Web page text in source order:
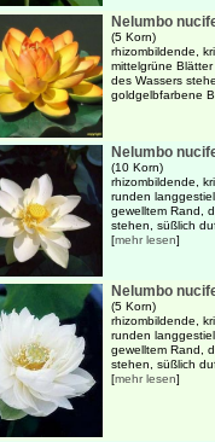
Nelumbo
(5 Korn)
rhizombildende,
mittelgrüne
des Wassers
goldgelbfarbene
Nelumbo
(10 Korn)
rhizombildende,
runden
gewelltem Rand,
stehen, süßlich
[mehr lesen]
Nelumbo
(5 Korn)
rhizombildende,
runden
gewelltem Rand,
stehen, süßlich
[mehr lesen]